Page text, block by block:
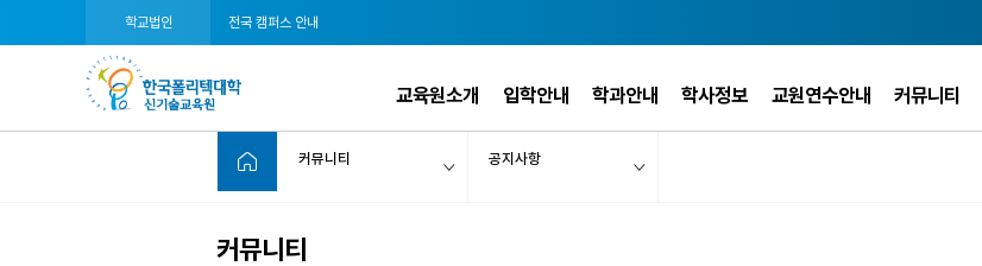
학교법인 전국 캠퍼스 안내
교육원소개 입학안내 학과안내 학사정보 교원연수안내 커뮤니티
커뮤니티 공지사항
커뮤니티